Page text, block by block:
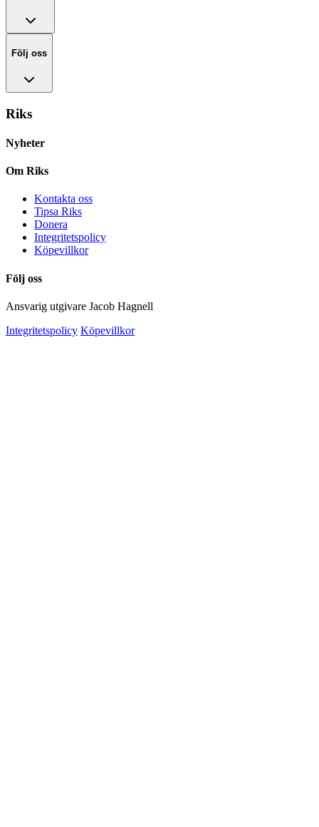
Följ oss
Riks
Nyheter
Om Riks
Kontakta oss
Tipsa Riks
Donera
Integritetspolicy
Köpevillkor
Följ oss
Ansvarig utgivare Jacob Hagnell
Integritetspolicy Köpevillkor